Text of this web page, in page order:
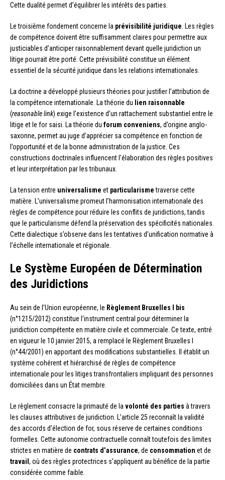
Cette dualité permet d’équilibrer les intérêts des parties.
Le troisième fondement concerne la prévisibilité juridique . Les règles
de compétence doivent être suffisamment claires pour permettre aux
justiciables d’anticiper raisonnablement devant quelle juridiction un
litige pourrait être porté. Cette prévisibilité constitue un élément
essentiel de la sécurité juridique dans les relations internationales.
La doctrine a développé plusieurs théories pour justifier l’attribution de
la compétence internationale. La théorie du lien raisonnable
(reasonable link) exige l’existence d’un rattachement substantiel entre le
litige et le for saisi. La théorie du forum conveniens, d’origine anglo-
saxonne, permet au juge d’apprécier sa compétence en fonction de
l’opportunité et de la bonne administration de la justice. Ces
constructions doctrinales influencent l’élaboration des règles positives
et leur interprétation par les tribunaux.
La tension entre universalisme et particularismetraverse cette
matière. L’universalisme promeut l’harmonisation internationale des
règles de compétence pour réduire les conflits de juridictions, tandis
que le particularisme défend la préservation des spécificités nationales.
Cette dialectique s’observe dans les tentatives d’unification normative à
l’échelle internationale et régionale.
Le Système Européen de Détermination
des Juridictions
Au sein de l’Union européenne, le Règlement Bruxelles I bis
(n°1215/2012) constitue l’instrument central pour déterminer la
juridiction compétente en matière civile et commerciale. Ce texte, entré
en vigueur le 10 janvier 2015, a remplacé le Règlement Bruxelles I
(n°44/2001) en apportant des modifications substantielles. Il établit un
système cohérent et hiérarchisé de règles de compétence
internationale pour les litiges transfrontaliers impliquant des personnes
domiciliées dans un État membre.
Le règlement consacre la primauté de la volonté des parties à travers
les clauses attributives de juridiction. L’article 25 reconnaît la validité
des accords d’élection de for, sous réserve de certaines conditions
formelles. Cette autonomie contractuelle connaît toutefois des limites
strictes en matière de contrats d’assurance, de consommation et de
travail, où des règles protectrices s’appliquent au bénéfice de la partie
considérée comme faible.